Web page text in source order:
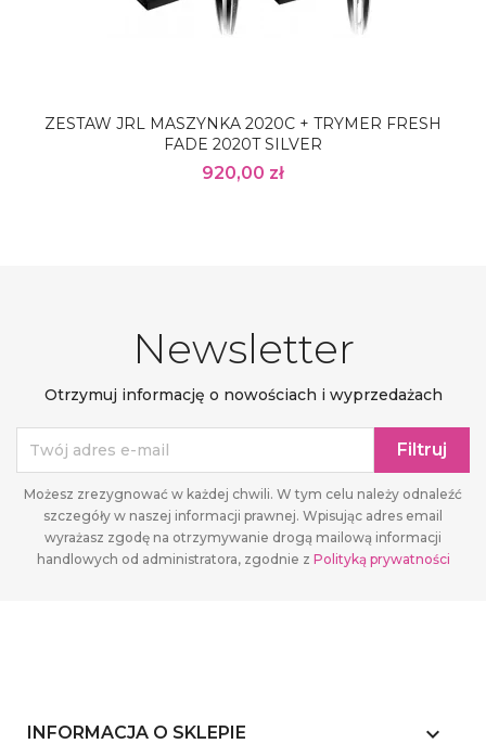
ZESTAW JRL MASZYNKA 2020C + TRYMER FRESH
FADE 2020T SILVER
920,00 zł
Newsletter
Otrzymuj informację o nowościach i wyprzedażach
Możesz zrezygnować w każdej chwili. W tym celu należy odnaleźć
szczegóły w naszej informacji prawnej. Wpisując adres email
wyrażasz zgodę na otrzymywanie drogą mailową informacji
handlowych od administratora, zgodnie z Polityką prywatności
INFORMACJA O SKLEPIE keyboard_arrow_down